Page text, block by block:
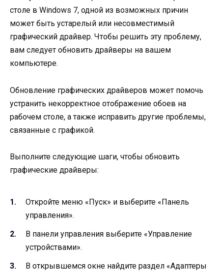
столе в Windows 7, одной из возможных причин
может быть устарелый или несовместимый
графический драйвер. Чтобы решить эту проблему,
вам следует обновить драйверы на вашем
компьютере.
Обновление графических драйверов может помочь
устранить некорректное отображение обоев на
рабочем столе, а также исправить другие проблемы,
связанные с графикой.
Выполните следующие шаги, чтобы обновить
графические драйверы:
Откройте меню «Пуск» и выберите «Панель
управления».
В панели управления выберите «Управление
устройствами».
В открывшемся окне найдите раздел «Адаптеры